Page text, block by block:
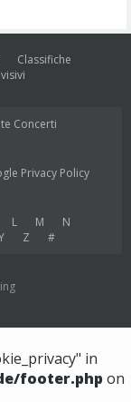
Classifiche
Concerti
Privacy Policy
L M
N
Z #
in
footer.php on